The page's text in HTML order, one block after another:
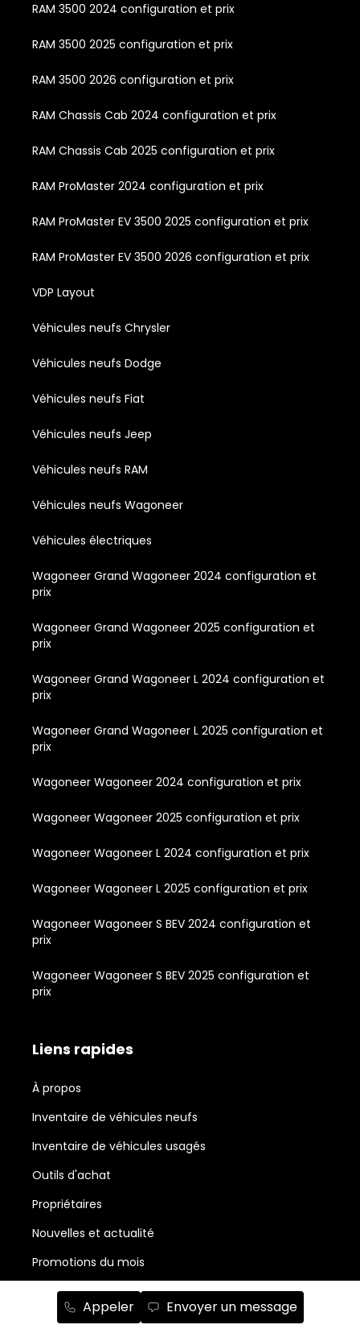
Appeler Envoyer un message
RAM 3500 2024 configuration et prix
RAM 3500 2025 configuration et prix
RAM 3500 2026 configuration et prix
RAM Chassis Cab 2024 configuration et prix
RAM Chassis Cab 2025 configuration et prix
RAM ProMaster 2024 configuration et prix
RAM ProMaster EV 3500 2025 configuration et prix
RAM ProMaster EV 3500 2026 configuration et prix
VDP Layout
Véhicules neufs Chrysler
Véhicules neufs Dodge
Véhicules neufs Fiat
Véhicules neufs Jeep
Véhicules neufs RAM
Véhicules neufs Wagoneer
Véhicules électriques
Wagoneer Grand Wagoneer 2024 configuration et
prix
Wagoneer Grand Wagoneer 2025 configuration et
prix
Wagoneer Grand Wagoneer L 2024 configuration et
prix
Wagoneer Grand Wagoneer L 2025 configuration et
prix
Wagoneer Wagoneer 2024 configuration et prix
Wagoneer Wagoneer 2025 configuration et prix
Wagoneer Wagoneer L 2024 configuration et prix
Wagoneer Wagoneer L 2025 configuration et prix
Wagoneer Wagoneer S BEV 2024 configuration et
prix
Wagoneer Wagoneer S BEV 2025 configuration et
prix
Liens rapides
À propos
Inventaire de véhicules neufs
Inventaire de véhicules usagés
Outils d'achat
Propriétaires
Nouvelles et actualité
Promotions du mois
Salle de montre Chrysler, Jeep, RAM, Dodge et Fiat
Abonnement à l'infolettre